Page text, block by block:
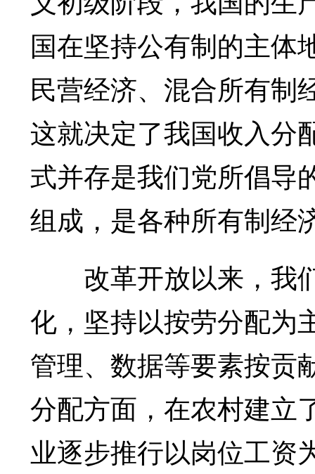
国在坚持公有制的主体
民营经济、混合所有制
这就决定了我国收入分
式并存是我们党所倡导
组成，是各种所有制经
改革开放以来，我
化，坚持以按劳分配为
管理、数据等要素按贡
分配方面，在农村建立
业逐步推行以岗位工资